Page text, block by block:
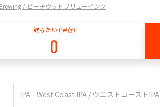
/ ビーチウッドブリューイング
飲みたい (保存)
0
IPA - West Coast IPA / ウエストコーストIPA